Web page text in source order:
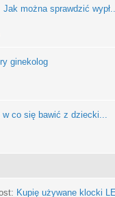
Jak można sprawdzić
ginekolog
w co się bawić z dziecki...
Kupię używane klocki